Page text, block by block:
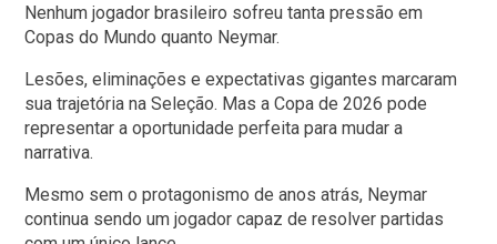
Nenhum jogador brasileiro sofreu tanta pressão em
Copas do Mundo quanto Neymar.
Lesões, eliminações e expectativas gigantes marcaram
sua trajetória na Seleção. Mas a Copa de 2026 pode
representar a oportunidade perfeita para mudar a
narrativa.
Mesmo sem o protagonismo de anos atrás, Neymar
continua sendo um jogador capaz de resolver partidas